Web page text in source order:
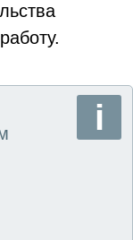
работу.